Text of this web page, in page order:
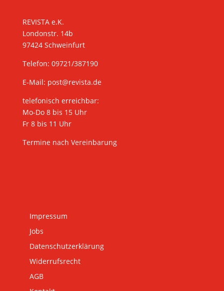
REVISTA e.K.
Londonstr. 14b
97424 Schweinfurt
Telefon: 09721/387190
E-Mail: post@revista.de
telefonisch erreichbar:
Mo-Do 8 bis 15 Uhr
Fr 8 bis 11 Uhr
Termine nach Vereinbarung
Impressum
Jobs
Datenschutzerklärung
Widerrufsrecht
AGB